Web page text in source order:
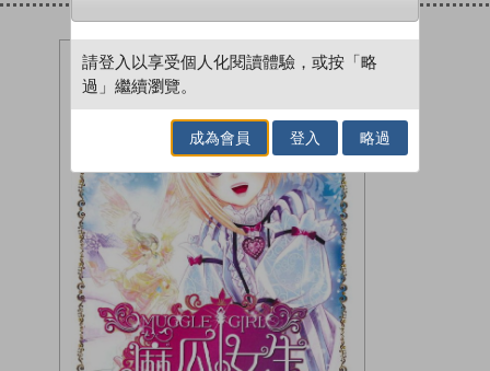
請登入以享受個人化閱讀體驗，或按「略
過」繼續瀏覽。
成為會員 登入 略過